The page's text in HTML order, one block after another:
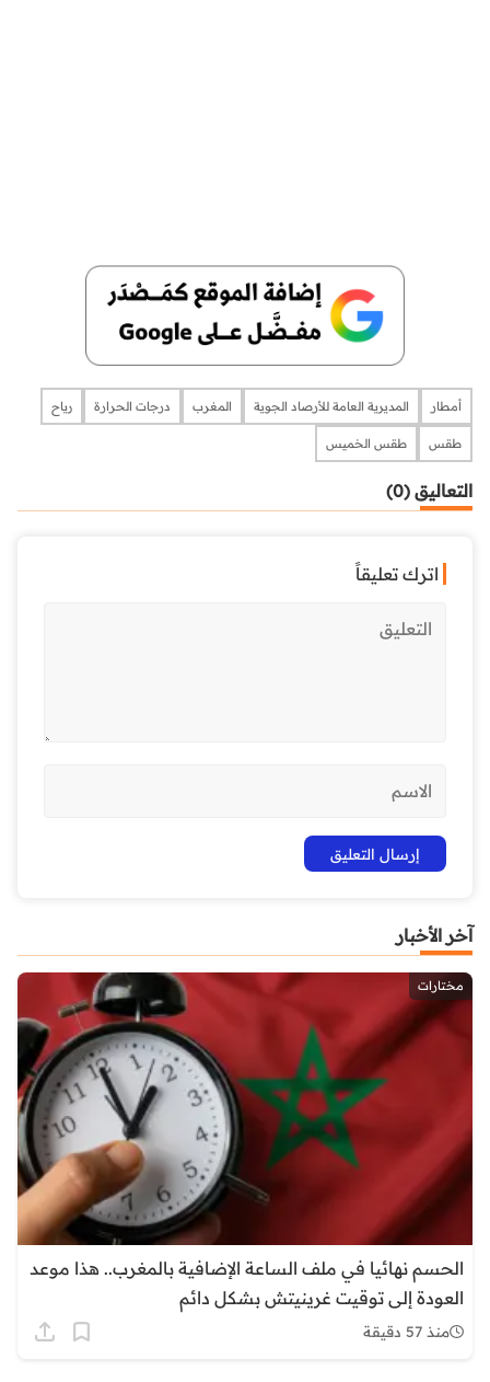
أمطار المديرية العامة للأرصاد الجوية المغرب درجات الحرارة رياح
طقس طقس الخميس
التعاليق (0)
اترك تعليقاً
آخر الأخبار
مختارات
الحسم نهائيا في ملف الساعة الإضافية بالمغرب.. هذا موعد
العودة إلى توقيت غرينيتش بشكل دائم
منذ 57 دقيقة